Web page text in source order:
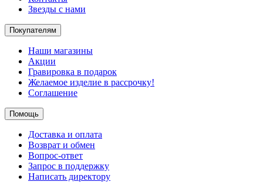
Звезды с нами
Покупателям
Наши магазины
Акции
Гравировка в подарок
Желаемое изделие в рассрочку!
Соглашение
Помощь
Доставка и оплата
Возврат и обмен
Вопрос-ответ
Запрос в поддержку
Написать директору